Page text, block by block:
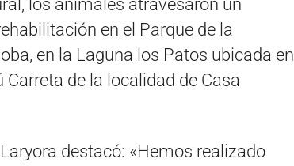
los animales atravesaron un
en el Parque de la
en la Laguna los Patos ubicada en
de la localidad de Casa
destacó: «Hemos realizado